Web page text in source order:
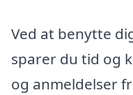
Ved at benytte
sparer du tid og
og anmeldelser